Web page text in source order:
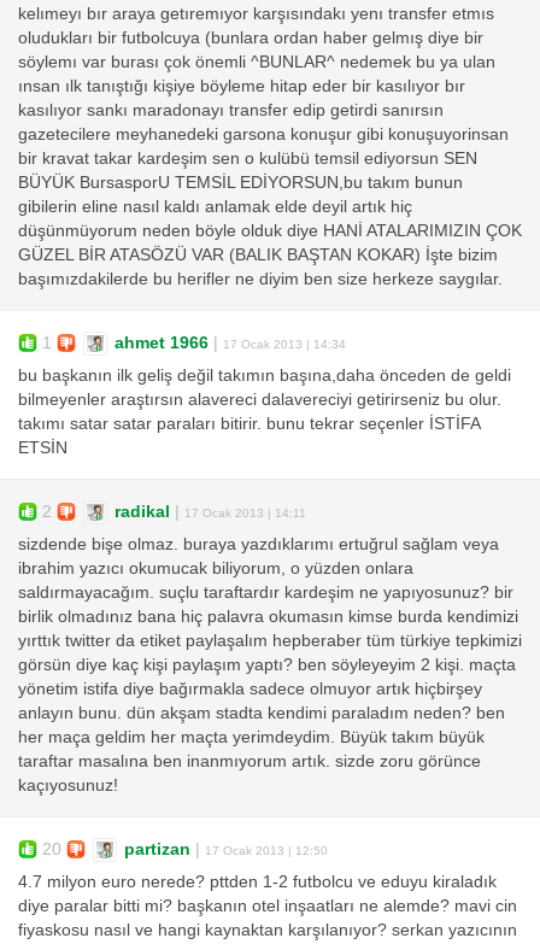
kelımeyı bır araya getıremıyor karşısındakı yenı transfer etmıs
oludukları bir futbolcuya (bunlara ordan haber gelmış diye bir
söylemı var burası çok önemli ^BUNLAR^ nedemek bu ya ulan
ınsan ılk tanıştığı kişiye böyleme hitap eder bir kasılıyor bır
kasılıyor sankı maradonayı transfer edip getirdi sanırsın
gazetecilere meyhanedeki garsona konuşur gibi konuşuyorinsan
bir kravat takar kardeşim sen o kulübü temsil ediyorsun SEN
BÜYÜK BursasporU TEMSİL EDİYORSUN,bu takım bunun
gibilerin eline nasıl kaldı anlamak elde deyil artık hiç
düşünmüyorum neden böyle olduk diye HANİ ATALARIMIZIN ÇOK
GÜZEL BİR ATASÖZÜ VAR (BALIK BAŞTAN KOKAR) İşte bizim
başımızdakilerde bu herifler ne diyim ben size herkeze saygılar.
1 ahmet 1966 | 17 Ocak 2013 | 14:34
bu başkanın ilk geliş değil takımın başına,daha önceden de geldi
bilmeyenler araştırsın alavereci dalavereciyi getirirseniz bu olur.
takımı satar satar paraları bitirir. bunu tekrar seçenler İSTİFA
ETSİN
2 radikal | 17 Ocak 2013 | 14:11
sizdende bişe olmaz. buraya yazdıklarımı ertuğrul sağlam veya
ibrahim yazıcı okumucak biliyorum, o yüzden onlara
saldırmayacağım. suçlu taraftardır kardeşim ne yapıyosunuz? bir
birlik olmadınız bana hiç palavra okumasın kimse burda kendimizi
yırttık twitter da etiket paylaşalım hepberaber tüm türkiye tepkimizi
görsün diye kaç kişi paylaşım yaptı? ben söyleyeyim 2 kişi. maçta
yönetim istifa diye bağırmakla sadece olmuyor artık hiçbirşey
anlayın bunu. dün akşam stadta kendimi paraladım neden? ben
her maça geldim her maçta yerimdeydim. Büyük takım büyük
taraftar masalına ben inanmıyorum artık. sizde zoru görünce
kaçıyosunuz!
20 partizan | 17 Ocak 2013 | 12:50
4.7 milyon euro nerede? pttden 1-2 futbolcu ve eduyu kiraladık
diye paralar bitti mi? başkanın otel inşaatları ne alemde? mavi cin
fiyaskosu nasıl ve hangi kaynaktan karşılanıyor? serkan yazıcının